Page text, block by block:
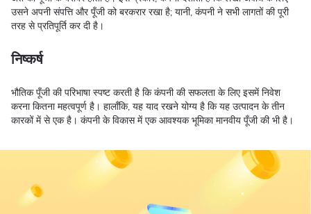
उसने अपनी संपत्ति और पूँजी को बरकरार रखा है; यानी, कंपनी ने सभी लागतों की पूरी
तरह से प्रतिपूर्ति कर दी है।
निष्कर्ष
भौतिक पूँजी की परिभाषा स्पष्ट करती है कि कंपनी की सफलता के लिए इसमें निवेश
करना कितना महत्वपूर्ण है। हालाँकि, यह याद रखने योग्य है कि यह उत्पादन के तीन
कारकों में से एक है। कंपनी के विकास में एक आवश्यक भूमिका मानवीय पूँजी की भी है।